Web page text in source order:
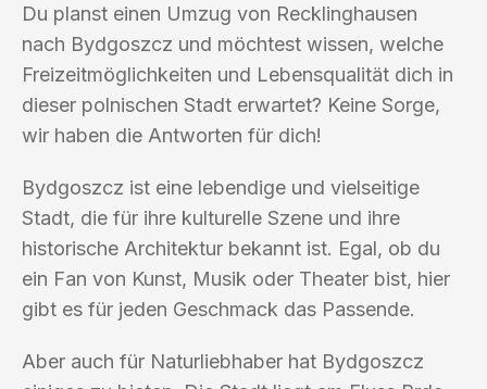
Du planst einen Umzug von Recklinghausen
nach Bydgoszcz und möchtest wissen, welche
Freizeitmöglichkeiten und Lebensqualität dich in
dieser polnischen Stadt erwartet? Keine Sorge,
wir haben die Antworten für dich!
Bydgoszcz ist eine lebendige und vielseitige
Stadt, die für ihre kulturelle Szene und ihre
historische Architektur bekannt ist. Egal, ob du
ein Fan von Kunst, Musik oder Theater bist, hier
gibt es für jeden Geschmack das Passende.
Aber auch für Naturliebhaber hat Bydgoszcz